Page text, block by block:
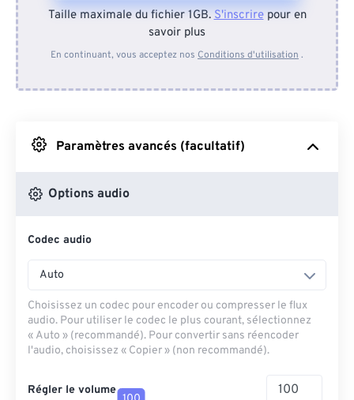
Depuis l'appareil
Depuis Google Drive
Depuis OneDrive
Taille maximale du fichier 1GB.S'inscrirepour en
savoir plus
En continuant, vous acceptez nos Conditions d'utilisation .
Paramètres avancés (facultatif)
Options audio
Codec audio
Auto
Choisissez un codec pour encoder ou compresser le flux
audio. Pour utiliser le codec le plus courant, sélectionnez
« Auto » (recommandé). Pour convertir sans réencoder
l'audio, choisissez « Copier » (non recommandé).
Régler le volume